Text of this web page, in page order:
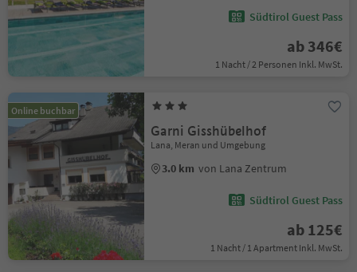
Südtirol Guest Pass
ab 346€
1 Nacht / 2 Personen Inkl. MwSt.
Online buchbar
Garni Gisshübelhof
Lana, Meran und Umgebung
3.0 km von Lana Zentrum
Südtirol Guest Pass
ab 125€
1 Nacht / 1 Apartment Inkl. MwSt.